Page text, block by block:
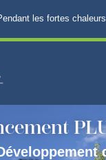
les fortes